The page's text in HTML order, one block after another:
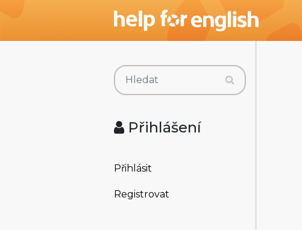
Přihlášení
Přihlásit
Registrovat